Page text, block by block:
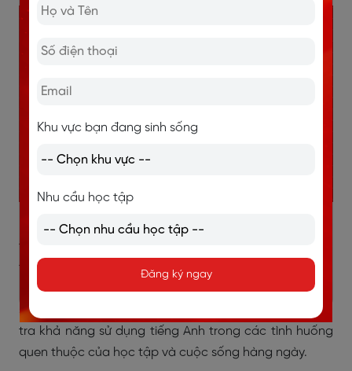
PET (Preliminary English Test)
trình độ trung cấp thuộc hệ thống Cambridge English,
tương đương với cấp độ B1
trong khung tham chiếu
ngôn ngữ châu Âu CEFR. Đây là một bước tiến tự nhiên
sau khi học viên hoàn thành chứng chỉ KET, giúp kiểm
tra khả năng sử dụng tiếng Anh trong các tình huống
quen thuộc của học tập và cuộc sống hàng ngày.
Khu vực bạn đang sinh sống
Nhu cầu học tập
Đăng ký ngay